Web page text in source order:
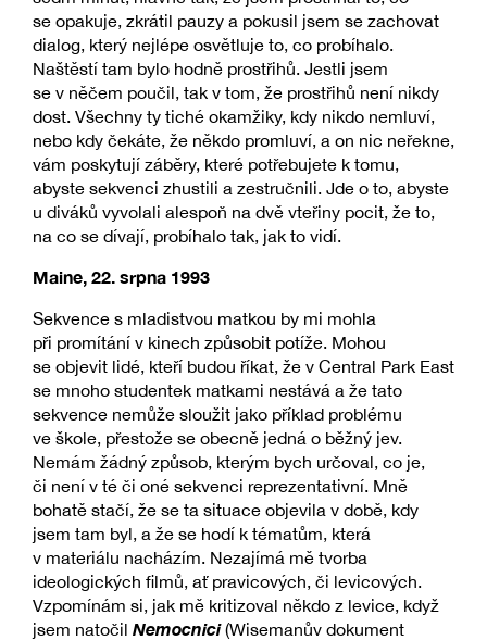
se opakuje, zkrátil pauzy a pokusil jsem se zachovat
dialog, který nejlépe osvětluje to, co probíhalo.
Naštěstí tam bylo hodně prostřihů. Jestli jsem
se v něčem poučil, tak v tom, že prostřihů není nikdy
dost. Všechny ty tiché okamžiky, kdy nikdo nemluví,
nebo kdy čekáte, že někdo promluví, a on nic neřekne,
vám poskytují záběry, které potřebujete k tomu,
abyste sekvenci zhustili a zestručnili. Jde o to, abyste
u diváků vyvolali alespoň na dvě vteřiny pocit, že to,
na co se dívají, probíhalo tak, jak to vidí.
Maine, 22. srpna 1993
Sekvence s mladistvou matkou by mi mohla
při promítání v kinech způsobit potíže. Mohou
se objevit lidé, kteří budou říkat, že v Central Park East
se mnoho studentek matkami nestává a že tato
sekvence nemůže sloužit jako příklad problému
ve škole, přestože se obecně jedná o běžný jev.
Nemám žádný způsob, kterým bych určoval, co je,
či není v té či oné sekvenci reprezentativní. Mně
bohatě stačí, že se ta situace objevila v době, kdy
jsem tam byl, a že se hodí k tématům, která
v materiálu nacházím. Nezajímá mě tvorba
ideologických filmů, ať pravicových, či levicových.
Vzpomínám si, jak mě kritizoval někdo z levice, když
jsem natočil Nemocnici (Wisemanův dokument